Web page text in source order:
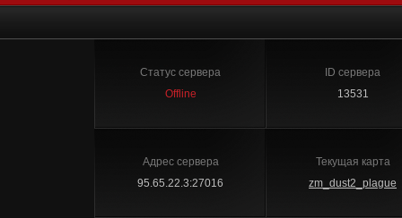
Статус сервера
Offline
ID сервера
13531
Адрес сервера
95.65.22.3:27016
Текущая карта
zm_dust2_plague